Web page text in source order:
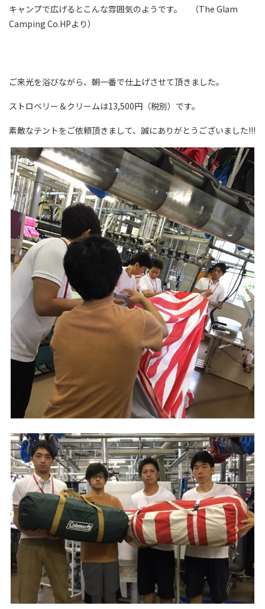
キャンプで広げるとこんな雰囲気のようです。 （The Glam
Camping Co.HPより）
ご来光を浴びながら、朝一番で仕上げさせて頂きました。
ストロベリー＆クリームは13,500円（税別）です。
素敵なテントをご依頼頂きまして、誠にありがとうございました!!!